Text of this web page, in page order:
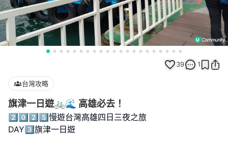
39 1
台灣攻略
旗津一日遊🚲🌊 高雄必去！
2️⃣0️⃣2️⃣5️⃣慢遊台灣高雄四日三夜之旅
DAY3️⃣旗津一日遊